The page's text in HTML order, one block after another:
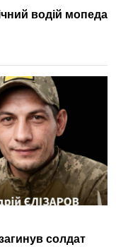
водій мопеда
солдат